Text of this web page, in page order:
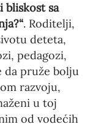
bliskost sa
. Roditelji,
deteta,
pedagozi,
da pruže bolju
razvoju,
u toj
od vodećih